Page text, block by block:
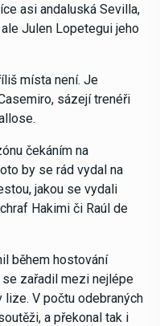
asi andaluská Sevilla,
Julen Lopetegui jeho
místa není. Je
sázejí trenéři
čekáním na
by se rád vydal na
jakou se vydali
Hakimi či Raúl de
během hostování
zařadil mezi nejlépe
V počtu odebraných
a překonal tak i